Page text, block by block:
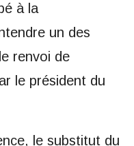
à la
un des
renvoi de
le président du
le substitut du